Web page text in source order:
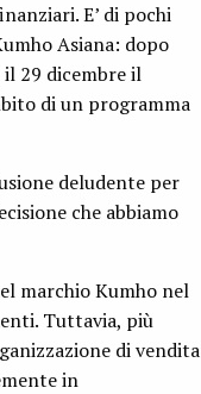
E’ di pochi
Asiana: dopo
il 29 dicembre il
di un programma
deludente per
che abbiamo
marchio Kumho nel
Tuttavia, più
di vendita
in